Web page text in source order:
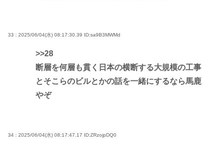
33 : 2025/06/04(水) 08:17:30.39 ID:sa9B3MWMd
>>28
断層を何層も貫く日本の横断する大規模の工事
とそこらのビルとかの話を一緒にするなら馬鹿
やぞ
34 : 2025/06/04(水) 08:17:47.17 ID:ZRzojpDQ0